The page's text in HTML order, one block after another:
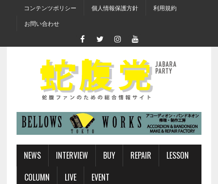
コンテンツポリシー 個人情報保護方針
利用規約
お問い合わせ
NEWS INTERVIEW BUY REPAIR
LESSON
COLUMN
LIVE EVENT